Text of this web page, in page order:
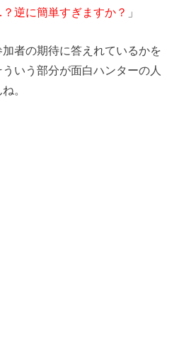
逆に簡単すぎますか？ 」
者の期待に答えれているかを
いう部分が面白ハンターの人
。